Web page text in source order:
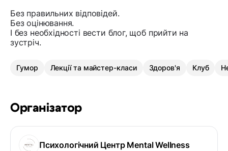
Без правильних відповідей.
Без оцінювання.
І без необхідності вести блог, щоб прийти на
зустріч.
Гумор Лекції та майстер-класи Здоров'я Клуб
Організатор
Психологічний Центр Mental Wellness